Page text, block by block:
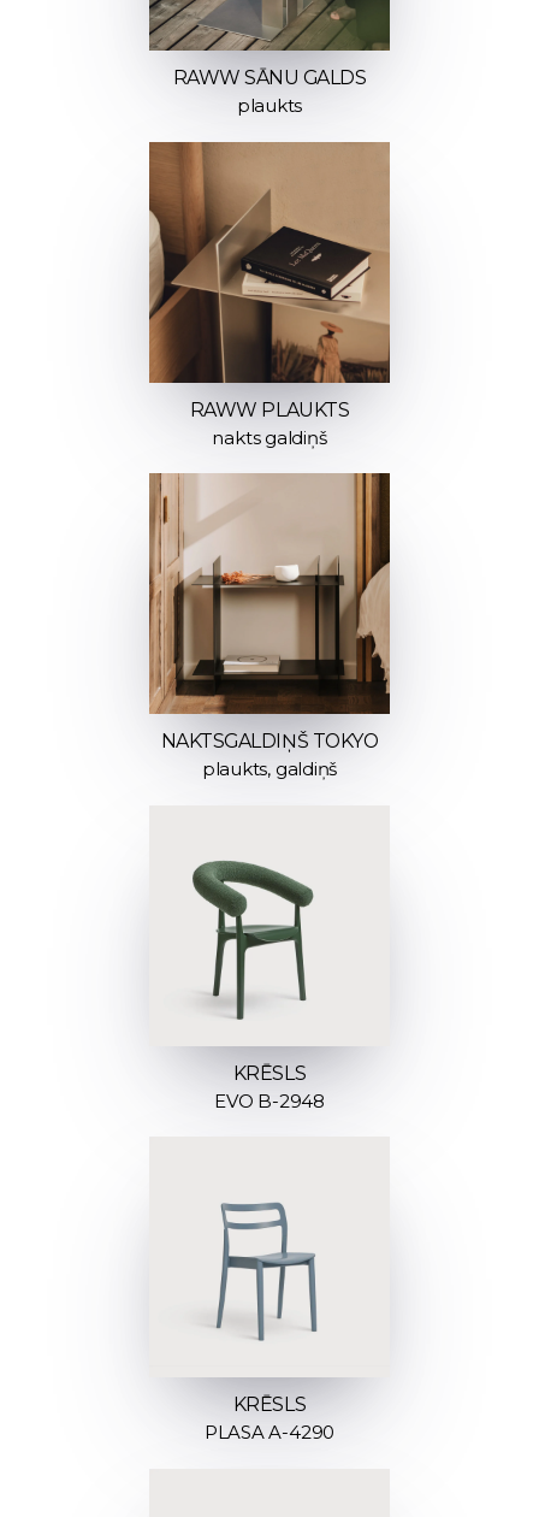
RAWW SĀNU GALDS
plaukts
RAWW PLAUKTS
nakts galdiņš
NAKTSGALDIŅŠ TOKYO
plaukts, galdiņš
KRĒSLS
EVO B-2948
KRĒSLS
PLASA A-4290